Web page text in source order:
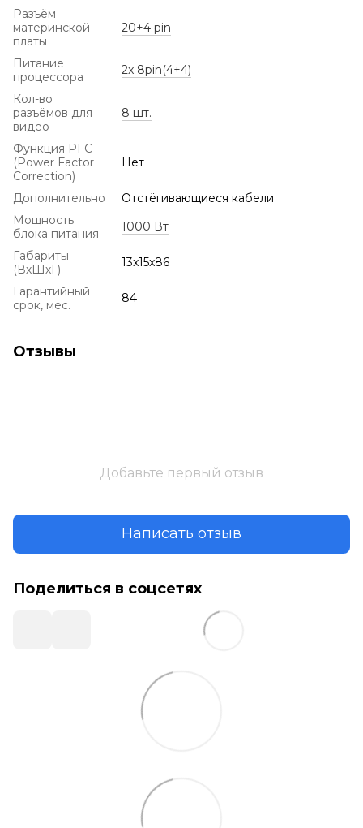
Разъём
материнской
платы
20+4 pin
Питание
процессора
2x 8pin(4+4)
Кол-во
разъёмов для
видео
8 шт.
Функция PFC
(Power Factor
Correction)
Нет
Дополнительно
Отстёгивающиеся кабели
Мощность
блока питания
1000 Вт
Габариты
(ВхШхГ)
13x15x86
Гарантийный
срок, мес.
84
Отзывы
Добавьте первый отзыв
Написать отзыв
Поделиться в соцсетях